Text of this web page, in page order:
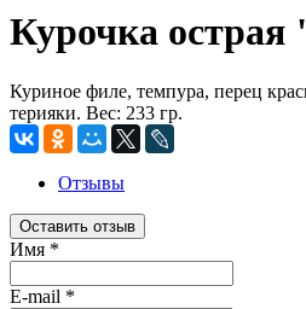
Курочка острая
Куриное филе, темпура, перец
терияки. Вес: 233 гр.
Отзывы
Оставить отзыв
Имя *
E-mail *